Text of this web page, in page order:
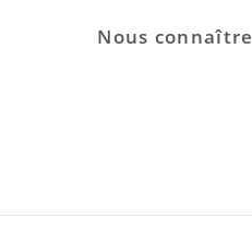
Nous connaître